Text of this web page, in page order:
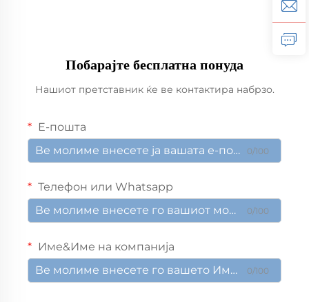
Побарајте бесплатна понуда
Нашиот претставник ќе ве контактира набрзо.
Е-пошта
0/100
Телефон или Whatsapp
0/100
Име&Име на компанија
0/100